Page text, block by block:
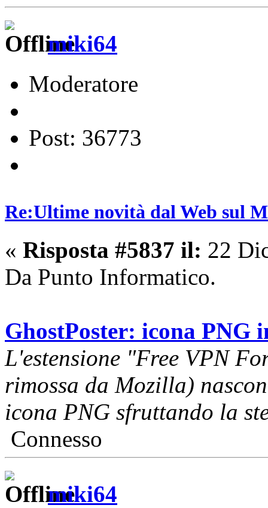
miki64
Moderatore
Post: 36773
Re:Ultime novità dal Web sul
« Risposta #5837 il: 22
Da Punto Informatico.
GhostPoster: icona
L'estensione "Free VPN
rimossa da Mozilla)
icona PNG sfruttando la
Connesso
miki64